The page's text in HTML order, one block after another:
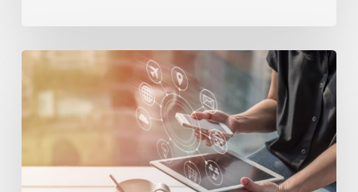
groupe
Constat
d’achat
internet
saisie-